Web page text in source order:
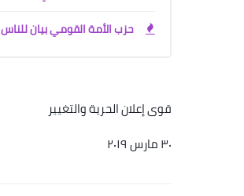
حزب الأمة القومي بيان للناس
قوى إعلان الحرية والتغيير
٣٠مارس ٢٠١٩